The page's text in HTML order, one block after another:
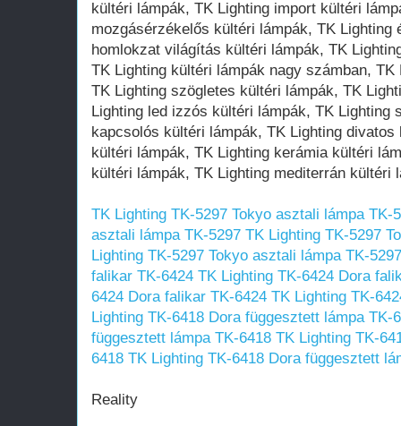
TK Lighting TK-5297 Tokyo asztali lámpa TK-
asztali lámpa TK-5297 TK Lighting TK-5297
Lighting TK-5297 Tokyo asztali lámpa TK-5297
falikar TK-6424 TK Lighting TK-6424 Dora
6424 Dora falikar TK-6424 TK Lighting TK-
Lighting TK-6418 Dora függesztett lámpa TK-
függesztett lámpa TK-6418 TK Lighting TK-
6418 TK Lighting TK-6418 Dora függesztett
Reality